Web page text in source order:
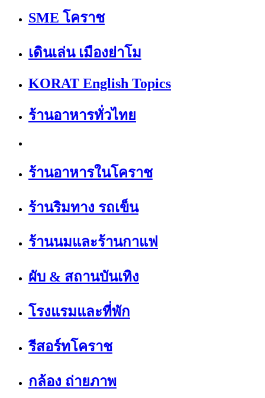
SME โคราช
เดินเล่น เมืองย่าโม
KORAT English Topics
ร้านอาหารทั่วไทย
ร้านอาหารในโคราช
ร้านริมทาง รถเข็น
ร้านนมและร้านกาแฟ
ผับ & สถานบันเทิง
โรงแรมและที่พัก
รีสอร์ทโคราช
กล้อง ถ่ายภาพ